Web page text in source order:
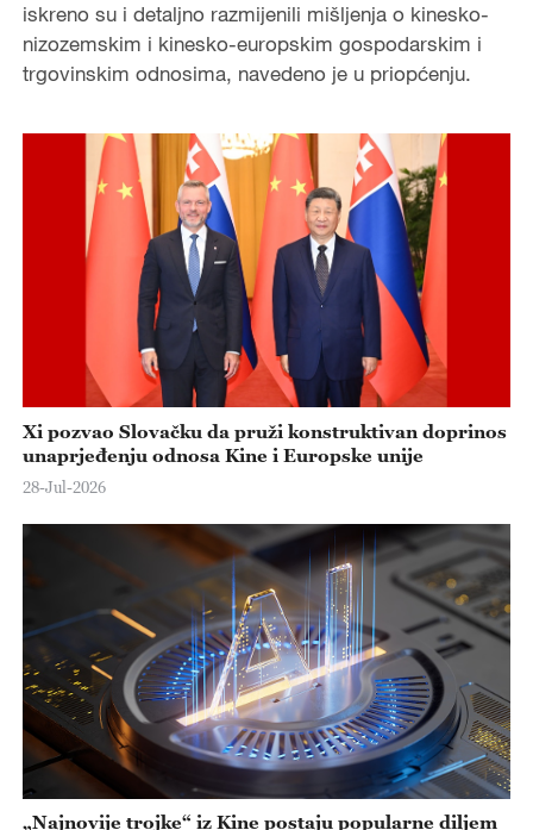
iskreno su i detaljno razmijenili mišljenja o kinesko-
nizozemskim i kinesko-europskim gospodarskim i
trgovinskim odnosima, navedeno je u priopćenju.
Xi pozvao Slovačku da pruži konstruktivan doprinos
unaprjeđenju odnosa Kine i Europske unije
28-Jul-2026
„Najnovije trojke“ iz Kine postaju popularne diljem